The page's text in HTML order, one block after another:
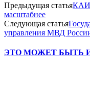
Предыдущая статья
масштабнее
Следующая статья
управления МВД
ЭТО МОЖЕТ БЫТЬ